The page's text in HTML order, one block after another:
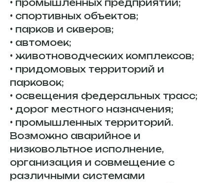
• промышленных предприятий;
• спортивных объектов;
• парков и скверов;
• автомоек;
• животноводческих комплексов;
• придомовых территорий и
парковок;
• освещения федеральных трасс;
• дорог местного назначения;
• промышленных территорий.
Возможно аварийное и
низковольтное исполнение,
организация и совмещение с
различными системами